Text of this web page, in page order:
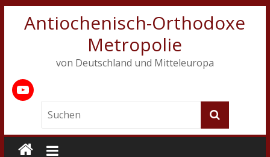
Antiochenisch-Orthodoxe
Metropolie
von Deutschland und Mitteleuropa